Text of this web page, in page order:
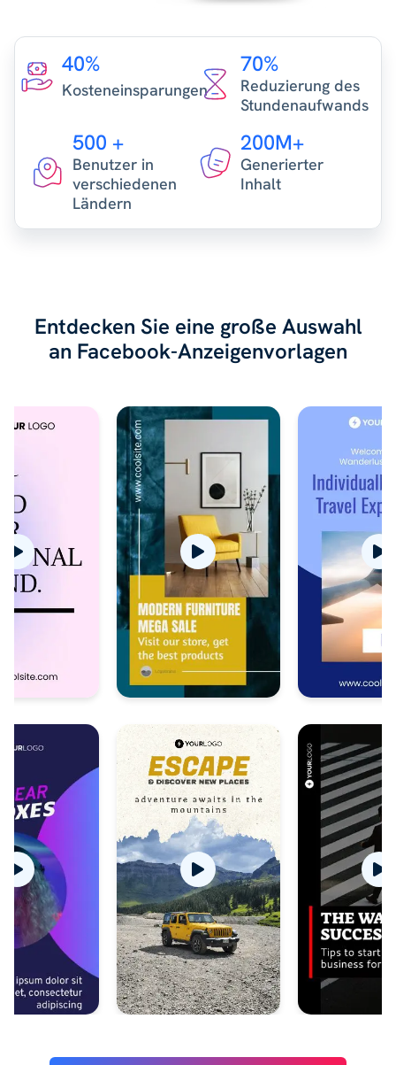
40%
Kosteneinsparungen
70%
Reduzierung des
Stundenaufwands
500 +
Benutzer in
verschiedenen
Ländern
200M+
Generierter
Inhalt
Entdecken Sie eine große Auswahl
an Facebook-Anzeigenvorlagen